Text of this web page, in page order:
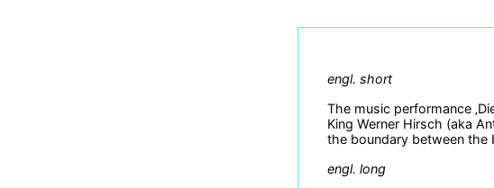
engl. short
The music performance
King Werner Hirsch (aka
the boundary between the
engl. long